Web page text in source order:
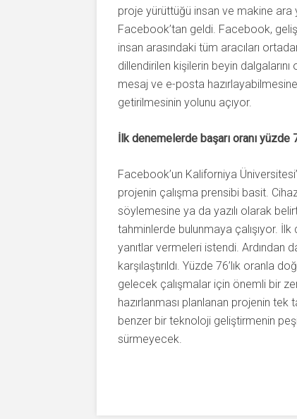
proje yürüttüğü insan ve makine
Facebook’tan geldi. Facebook,
insan arasındaki tüm aracıları
dillendirilen kişilerin beyin
mesaj ve e-posta
getirilmesinin yolunu açıyor.
İlk denemelerde başarı oranı yüzde
Facebook’un Kaliforniya
projenin çalışma prensibi basit.
söylemesine ya da yazılı olarak
tahminlerde bulunmaya çalışıyor.
yanıtlar vermeleri istendi. Ardından
karşılaştırıldı. Yüzde 76’lık oranla
gelecek çalışmalar için önemli bir
hazırlanması planlanan projenin
benzer bir teknoloji geliştirmenin
sürmeyecek.